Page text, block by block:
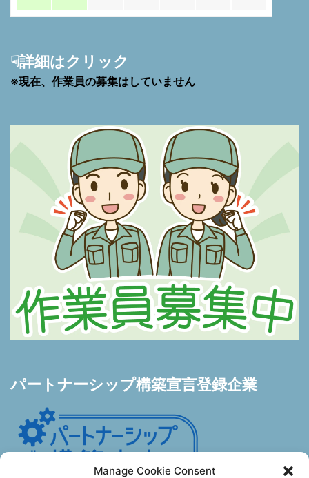
Manage Cookie Consent
☟詳細はクリック
※現在、作業員の募集はしていません
パートナーシップ構築宣言登録企業